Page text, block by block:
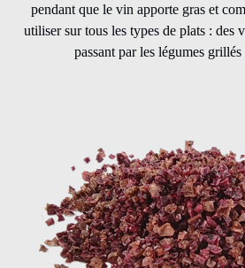
pendant que le vin apporte gras et
utiliser sur tous les types de plats : des
passant par les légumes grillés